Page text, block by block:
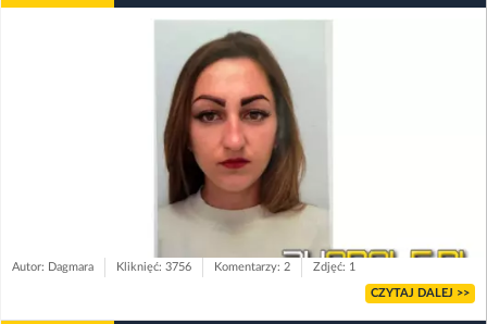
Autor: Dagmara Kliknięć: 3756 Komentarzy: 2 Zdjęć: 1
CZYTAJ DALEJ >>